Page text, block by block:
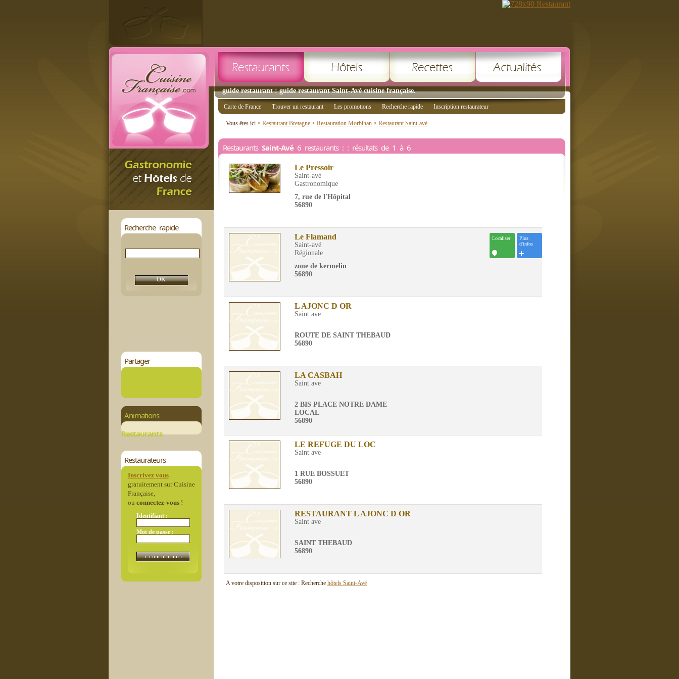
guide restaurant : guide restaurant Saint-Avé cuisine française.
Recherche rapide
Partager
Animations
Restaurants
Restaurateurs
Inscrivez vous
gratuitement sur Cuisine
Française,
ou connectez-vous!
Identifiant :
Mot de passe :
Carte de France Trouver un restaurant Les promotions Recherche rapide Inscription restaurateur
Vous êtes ici > Restaurant Bretagne > Restauration Morbihan > Restaurant Saint-avé
Restaurants Saint-Avé 6 restaurants : : résultats de 1 à 6
Le Pressoir
Saint-avé
Gastronomique
7, rue de l'Hôpital
56890
Le Flamand
Saint-avé
Régionale
zone de kermelin
56890
Plus
d'infos
Localiser
L AJONC D OR
Saint ave
ROUTE DE SAINT THEBAUD
56890
LA CASBAH
Saint ave
2 BIS PLACE NOTRE DAME
LOCAL
56890
LE REFUGE DU LOC
Saint ave
1 RUE BOSSUET
56890
RESTAURANT L AJONC D OR
Saint ave
SAINT THEBAUD
56890
A votre disposition sur ce site : Recherche hôtels Saint-Avé